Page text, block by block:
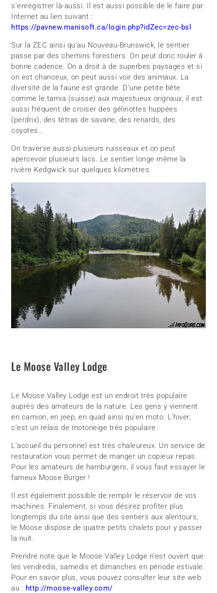
s’enregistrer là-aussi. Il est aussi possible de le faire par
Internet au lien suivant :
https://pavnew.manisoft.ca/login.php?idZec=zec-bsl
Sur la ZEC ainsi qu’au Nouveau-Brunswick, le sentier
passe par des chemins forestiers. On peut donc rouler à
bonne cadence. On a droit à de superbes paysages et si
on est chanceux, on peut aussi voir des animaux. La
diversité de la faune est grande. D’une petite bête
comme le tamia (suisse) aux majestueux orignaux, il est
aussi fréquent de croiser des gélinottes huppées
(perdrix), des tétras de savane, des renards, des
coyotes…
On traverse aussi plusieurs ruisseaux et on peut
apercevoir plusieurs lacs. Le sentier longe même la
rivière Kedgwick sur quelques kilomètres.
Le Moose Valley Lodge
Le Moose Valley Lodge est un endroit très populaire
auprès des amateurs de la nature. Les gens y viennent
en camion, en jeep, en quad ainsi qu’en moto. L’hiver,
c’est un relais de motoneige très populaire.
L’accueil du personnel est très chaleureux. Un service de
restauration vous permet de manger un copieux repas.
Pour les amateurs de hamburgers, il vous faut essayer le
fameux Moose Burger !
Il est également possible de remplir le réservoir de vos
machines. Finalement, si vous désirez profiter plus
longtemps du site ainsi que des sentiers aux alentours,
le Moose dispose de quatre petits chalets pour y passer
la nuit.
Prendre note que le Moose Valley Lodge n’est ouvert que
les vendredis, samedis et dimanches en période estivale.
Pour en savoir plus, vous pouvez consulter leur site web
au : http://moose-valley.com/